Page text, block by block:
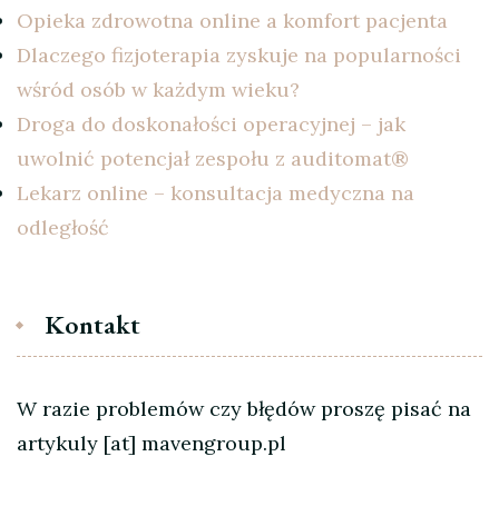
Opieka zdrowotna online a komfort pacjenta
Dlaczego fizjoterapia zyskuje na popularności
wśród osób w każdym wieku?
Droga do doskonałości operacyjnej – jak
uwolnić potencjał zespołu z auditomat®
Lekarz online – konsultacja medyczna na
odległość
Kontakt
W razie problemów czy błędów proszę pisać na
artykuly [at] mavengroup.pl